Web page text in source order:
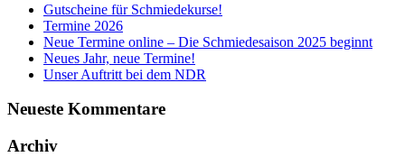
Gutscheine für Schmiedekurse!
Termine 2026
Neue Termine online – Die Schmiedesaison 2025 beginnt
Neues Jahr, neue Termine!
Unser Auftritt bei dem NDR
Neueste Kommentare
Archiv